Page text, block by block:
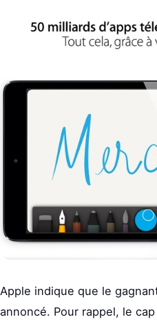
Apple indique que le
annoncé. Pour rappel, le